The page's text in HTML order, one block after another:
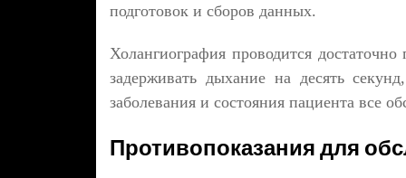
подготовок и сборов данных.
Холангиография проводится
задерживать дыхание на десять
заболевания и состояния пациента все
Противопоказания для